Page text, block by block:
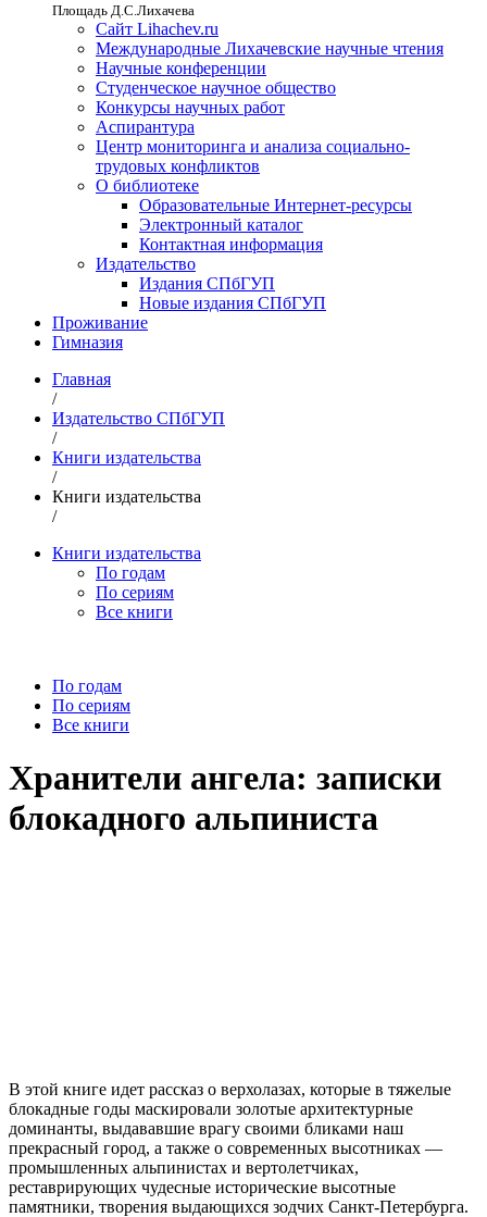
Площадь Д.С.Лихачева
Сайт Lihachev.ru
Международные Лихачевские научные чтения
Научные конференции
Студенческое научное общество
Конкурсы научных работ
Аспирантура
Центр мониторинга и анализа социально-
трудовых конфликтов
О библиотеке
Образовательные Интернет-ресурсы
Электронный каталог
Контактная информация
Издательство
Издания СПбГУП
Новые издания СПбГУП
Проживание
Гимназия
Главная
/
Издательство СПбГУП
/
Книги издательства
/
Книги издательства
/
Книги издательства
По годам
По сериям
Все книги
По годам
По сериям
Все книги
Хранители ангела: записки
блокадного альпиниста
В этой книге идет рассказ о верхолазах, которые в тяжелые
блокадные годы маскировали золотые архитектурные
доминанты, выдававшие врагу своими бликами наш
прекрасный город, а также о современных высотниках —
промышленных альпинистах и вертолетчиках,
реставрирующих чудесные исторические высотные
памятники, творения выдающихся зодчих Санкт-Петербурга.